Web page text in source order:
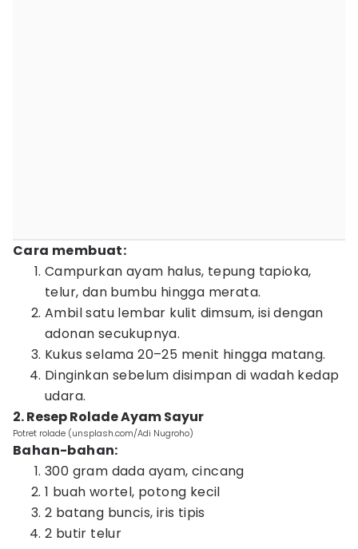
Cara membuat:
Campurkan ayam halus, tepung tapioka,
telur, dan bumbu hingga merata.
Ambil satu lembar kulit dimsum, isi dengan
adonan secukupnya.
Kukus selama 20–25 menit hingga matang.
Dinginkan sebelum disimpan di wadah kedap
udara.
2. Resep Rolade Ayam Sayur
Potret rolade (unsplash.com/Adi Nugroho)
Bahan-bahan:
300 gram dada ayam, cincang
1 buah wortel, potong kecil
2 batang buncis, iris tipis
2 butir telur